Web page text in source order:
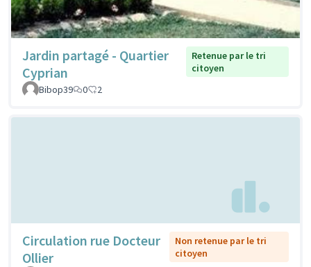
Jardin partagé - Quartier
Cyprian
Retenue par le tri
citoyen
Bibop39
0 2
Circulation rue Docteur
Ollier
Non retenue par le tri
citoyen